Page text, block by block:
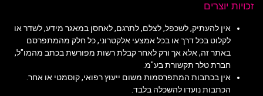
זכויות יוצרים
אין להעתיק, לשכפל, לצלם, לתרגם, לאחסן במאגר מידע, לשדר או
לקלוט בכל דרך או בכל אמצעי אלקטרוני, כל חלק מהמתפרסם
באתר זה, אלא אך ורק לאחר קבלת רשות מפורשת בכתב מהמו"ל,
חברת טלר תקשורת בע"מ.
אין בכתבות המתפרסמות משום ייעוץ רפואי, קוסמטי או אחר.
הכתבות נועדו להשכלה בלבד.